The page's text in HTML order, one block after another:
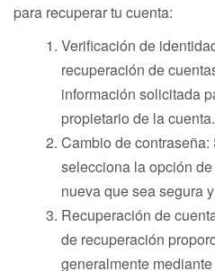
para recuperar tu cuenta:
Verificación de
recuperación de
información solicitada
propietario de la cuenta.
Cambio de
selecciona la opción
nueva que sea segura
Recuperación de
de recuperación
generalmente